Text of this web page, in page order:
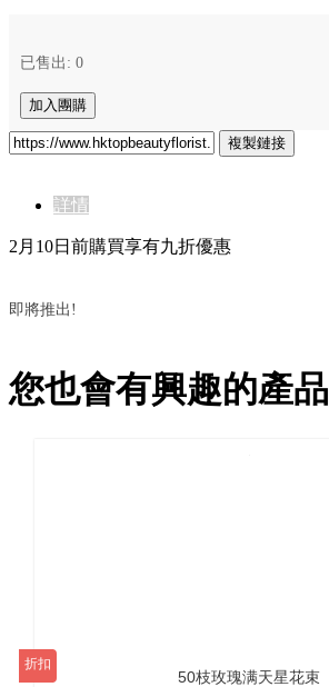
已售出: 0
加入團購
複製鏈接
詳情
2月10日前購買享有九折優惠
即將推出!
您也會有興趣的產品
折扣
50枝玫瑰满天星花束